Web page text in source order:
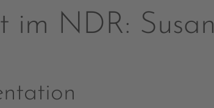
im NDR: